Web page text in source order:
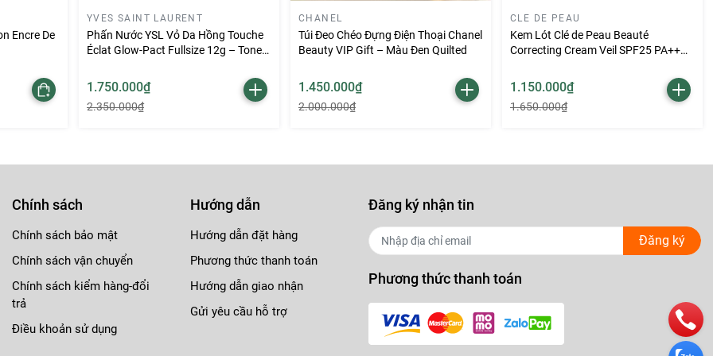
thơm của nước hoa, hãy tránh lưu trữ ở những nơi có thay đổi
kín nắp chai nước hoa để ngăn bụi và hơi ẩm xâm nhập vào chai.
nguyên.
Encre De
YVES SAINT LAURENT
Phấn Nước YSL Vỏ Da Hồng Touche
Éclat Glow-Pact Fullsize 12g – Tone
1.750.000₫
2.350.000₫
CHANEL
Túi Đeo Chéo Đựng Điện Thoại Chanel
Beauty VIP Gift – Màu Đen Quilted
1.450.000₫
2.000.000₫
CLE DE PEAU
Kem Lót Clé de Peau Beauté
Correcting Cream Veil SPF25 PA++
1.150.000₫
1.650.000₫
Chính sách
Chính sách bảo mật
Chính sách vận chuyển
Chính sách kiểm hàng-đổi
trả
Điều khoản sử dụng
Hướng dẫn
Hướng dẫn đặt hàng
Phương thức thanh toán
Hướng dẫn giao nhận
Gửi yêu cầu hỗ trợ
Đăng ký nhận tin
Đăng ký
Phương thức thanh toán